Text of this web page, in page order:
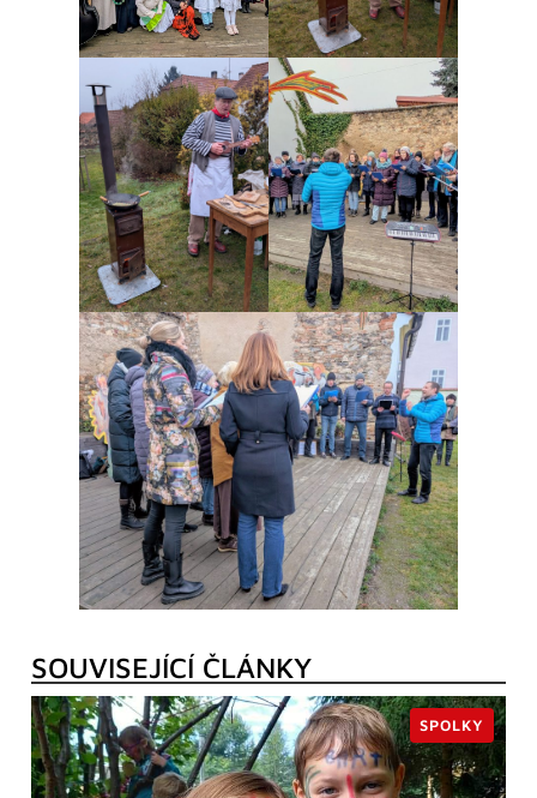
SOUVISEJÍCÍ ČLÁNKY
SPOLKY